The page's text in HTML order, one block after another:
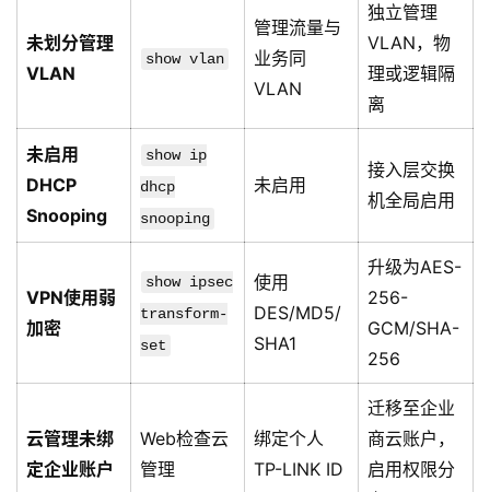
未划分管理
VLAN
show vlan
管理流量与
业务同
VLAN
独立管理
VLAN，物
理或逻辑隔
离
未启用
DHCP
Snooping
show ip
dhcp
snooping
未启用
接入层交换
机全局启用
VPN使用弱
加密
show ipsec
transform-
set
使用
DES/MD5/
SHA1
升级为AES-
256-
GCM/SHA-
256
云管理未绑
定企业账户
Web检查云
管理
绑定个人
TP-LINK ID
迁移至企业
商云账户，
启用权限分